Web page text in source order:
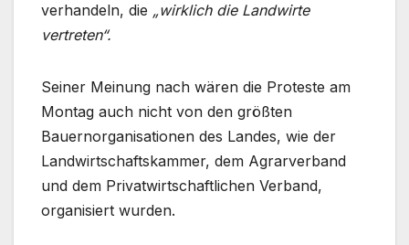
verhandeln, die „wirklich die Landwirte
vertreten“.
Seiner Meinung nach wären die Proteste am
Montag auch nicht von den größten
Bauernorganisationen des Landes, wie der
Landwirtschaftskammer, dem Agrarverband
und dem Privatwirtschaftlichen Verband,
organisiert wurden.